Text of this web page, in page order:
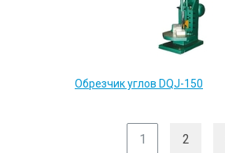
Обрезчик углов DQJ-150
1 2